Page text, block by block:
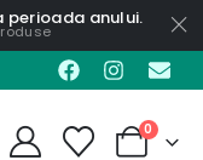
anului.
0